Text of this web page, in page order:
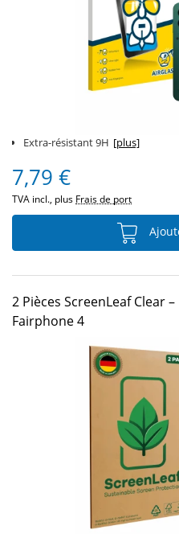
Extra-résistant 9H [plus]
7,79 €
TVA incl., plus Frais de port
2 Pièces ScreenLeaf Clear
Fairphone 4